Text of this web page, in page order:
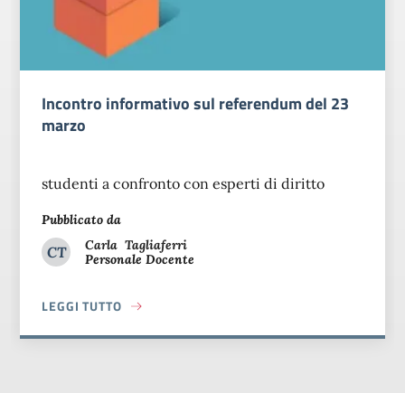
Incontro informativo sul referendum del 23
marzo
studenti a confronto con esperti di diritto
Pubblicato da
CT
Carla Tagliaferri
Carla Tagliaferri
Personale Docente
LEGGI TUTTO
ABOUT INCONTRO INFORMATIVO SUL REFERENDUM DEL